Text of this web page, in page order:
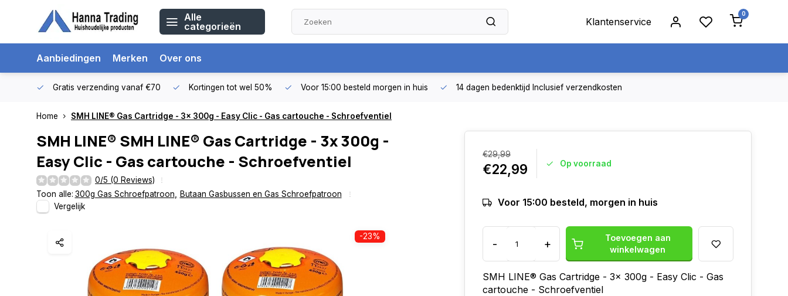
Alle
categorieën
Klantenservice
0
Aanbiedingen Merken Over ons
Gratis verzending vanaf €70 Kortingen tot wel 50% Voor 15:00 besteld morgen in huis 14 dagen bedenktijd Inclusief verzendkosten
Home SMH LINE® Gas Cartridge - 3x 300g - Easy Clic - Gas cartouche - Schroefventiel
SMH LINE® SMH LINE® Gas Cartridge - 3x 300g -
Easy Clic - Gas cartouche - Schroefventiel
0/5 (0 Reviews)
Toon alle: 300g Gas Schroefpatroon
Butaan Gasbussen en Gas Schroefpatroon
Vergelijk
-23%
€29,99
€22,99 Op voorraad
Voor 15:00 besteld, morgen in huis
- +
Toevoegen aan
winkelwagen
SMH LINE® Gas Cartridge - 3x 300g - Easy Clic - Gas
cartouche - Schroefventiel